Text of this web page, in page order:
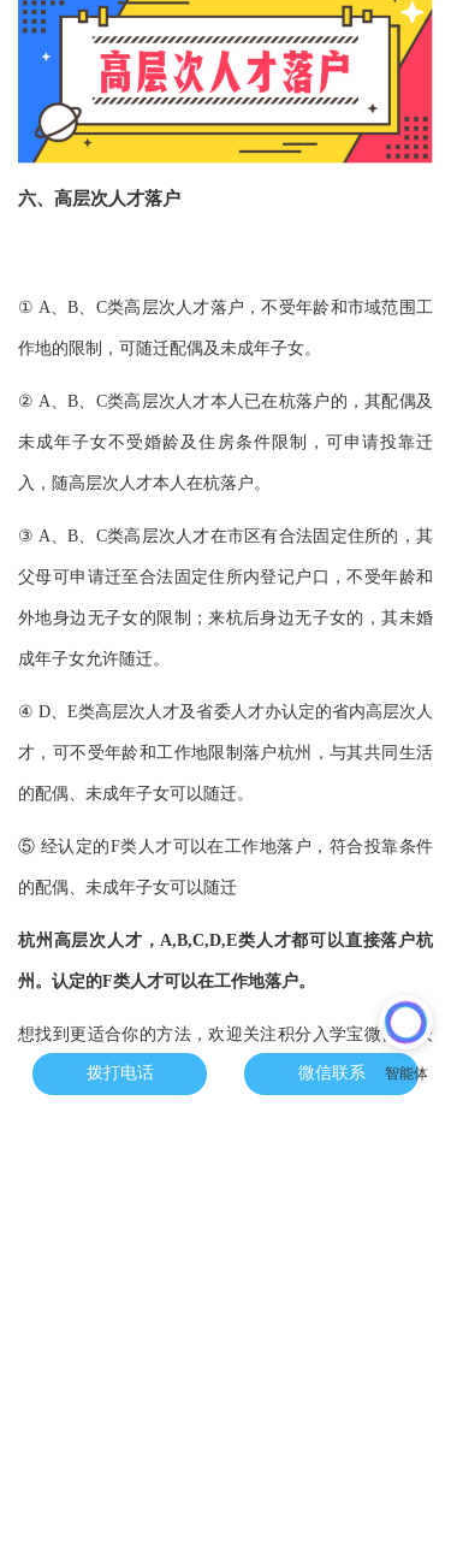
六、 高层次人才落户
① A、B、C类高层次人才落户，不受年龄和市域范围工
作地的限制，可随迁配偶及未成年子女。
② A、B、C类高层次人才本人已在杭落户的，其配偶及
未成年子女不受婚龄及住房条件限制，可申请投靠迁
入，随高层次人才本人在杭落户。
③ A、B、C类高层次人才在市区有合法固定住所的，其
父母可申请迁至合法固定住所内登记户口，不受年龄和
外地身边无子女的限制；来杭后身边无子女的，其未婚
成年子女允许随迁。
④ D、E类高层次人才及省委人才办认定的省内高层次人
才，可不受年龄和工作地限制落户杭州，与其共同生活
的配偶、未成年子女可以随迁。
⑤ 经认定的F类人才可以在工作地落户，符合投靠条件
的配偶、未成年子女可以随迁
杭州高层次人才，A,B,C,D,E类人才都可以直接落户杭
州。认定的F类人才可以在工作地落户。
想找到更适合你的方法，欢迎关注积分入学宝微信公众
号！帮你一对一的定制最适合你的落户方法！
微信联系
拨打电话